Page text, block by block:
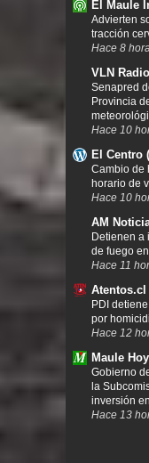
El Maule
Advierten
tracción
Hace 8
VLN
Senapred
Provincia
Hace 10
El Centro
Cambio de
horario de
Hace 10
AM
Detienen a
de fuego
Hace 11
Atentos.cl
PDI
por
Hace 12
Maule Hoy
Gobierno
la
inversión
Hace 13